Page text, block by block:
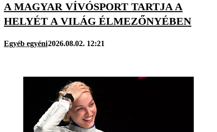
A MAGYAR VÍVÓSPORT TARTJA A
HELYÉT A VILÁG ÉLMEZŐNYÉBEN
Egyéb egyéni2026.08.02. 12:21